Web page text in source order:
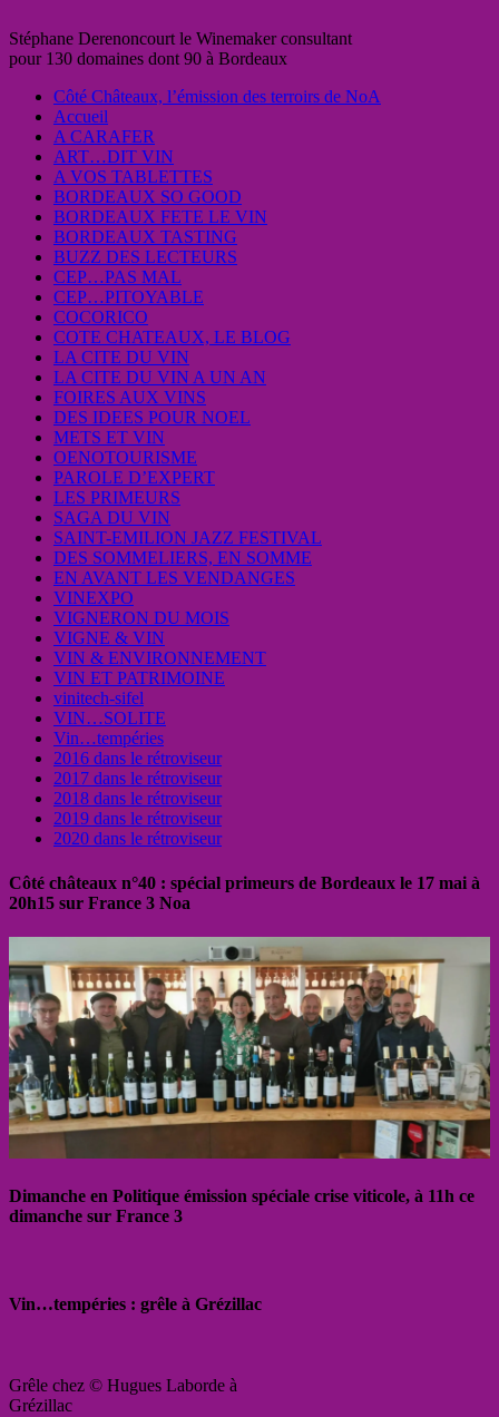
Stéphane Derenoncourt le Winemaker consultant
pour 130 domaines dont 90 à Bordeaux
Côté Châteaux, l’émission des terroirs de NoA
Accueil
A CARAFER
ART…DIT VIN
A VOS TABLETTES
BORDEAUX SO GOOD
BORDEAUX FETE LE VIN
BORDEAUX TASTING
BUZZ DES LECTEURS
CEP…PAS MAL
CEP…PITOYABLE
COCORICO
COTE CHATEAUX, LE BLOG
LA CITE DU VIN
LA CITE DU VIN A UN AN
FOIRES AUX VINS
DES IDEES POUR NOEL
METS ET VIN
OENOTOURISME
PAROLE D’EXPERT
LES PRIMEURS
SAGA DU VIN
SAINT-EMILION JAZZ FESTIVAL
DES SOMMELIERS, EN SOMME
EN AVANT LES VENDANGES
VINEXPO
VIGNERON DU MOIS
VIGNE & VIN
VIN & ENVIRONNEMENT
VIN ET PATRIMOINE
vinitech-sifel
VIN…SOLITE
Vin…tempéries
2016 dans le rétroviseur
2017 dans le rétroviseur
2018 dans le rétroviseur
2019 dans le rétroviseur
2020 dans le rétroviseur
Côté châteaux n°40 : spécial primeurs de Bordeaux le 17 mai à
20h15 sur France 3 Noa
Dimanche en Politique émission spéciale crise viticole, à 11h ce
dimanche sur France 3
Vin…tempéries : grêle à Grézillac
Grêle chez © Hugues Laborde à
Grézillac